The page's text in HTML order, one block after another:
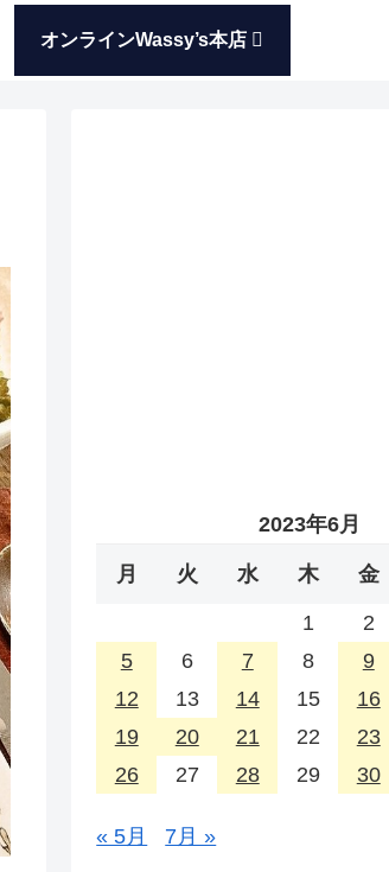
オンラインWassy’s本店
2023年6月
月 火 水 木 金
1 2
5
6 7 8 9
12
13 14 15 16
19
20 21 22 23
26
27 28 29 30
« 5月 7月 »